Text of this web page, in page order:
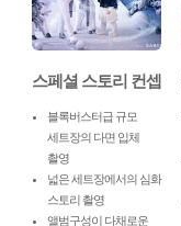
스페셜 스토리 컨셉
블록버스터급 규모
세트장의 다면 입체
촬영
넓은 세트장에서의 심화
스토리 촬영
앨범구성이 다채로운